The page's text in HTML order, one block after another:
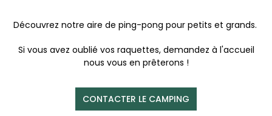
Découvrez notre aire de ping-pong pour petits et grands.
Si vous avez oublié vos raquettes, demandez à l'accueil
nous vous en prêterons !
CONTACTER LE CAMPING